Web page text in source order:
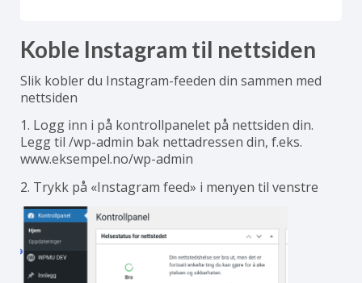
Koble Instagram til nettsiden
Slik kobler du Instagram-feeden din sammen med
nettsiden
1. Logg inn i på kontrollpanelet på nettsiden din.
Legg til /wp-admin bak nettadressen din, f.eks.
www.eksempel.no/wp-admin
2. Trykk på «Instagram feed» i menyen til venstre